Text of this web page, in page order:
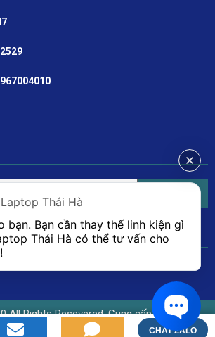
All Rights Resevered. Cung cấp bởi Linh
Kiện Laptop Thái Hà
CHAT ZALO
Laptop Thái Hà
bạn. Bạn cần thay thế linh kiện gì
Thái Hà có thể tư vấn cho